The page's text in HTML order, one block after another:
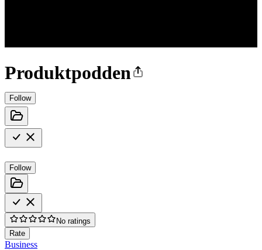
Produktpodden
Follow
Follow
No ratings
Rate
Business